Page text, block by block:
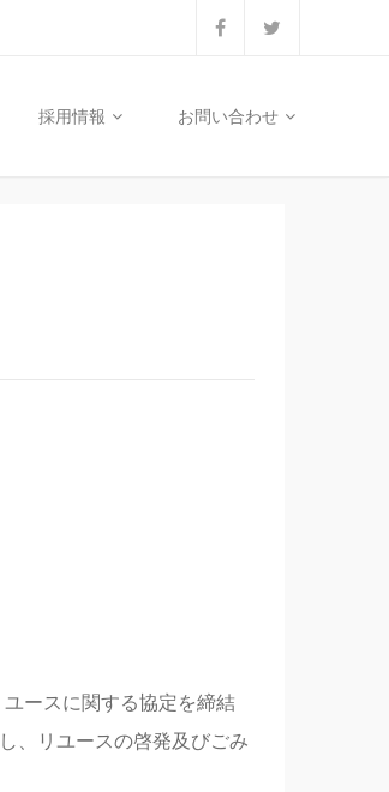
採用情報 お問い合わせ
ースに関する協定を締結
、リユースの啓発及びごみ